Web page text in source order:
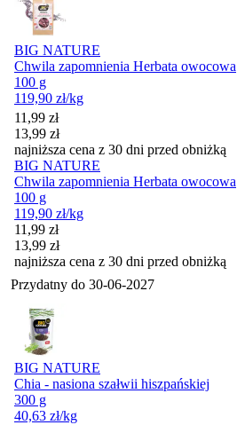
BIG NATURE
Chwila zapomnienia Herbata owocowa
100 g
119,90 zł/kg
Cena promocyjna
11,99 zł
13,99 zł
najniższa cena z 30 dni przed obniżką
BIG NATURE
Chwila zapomnienia Herbata owocowa
100 g
119,90 zł/kg
Cena promocyjna
11,99 zł
13,99 zł
najniższa cena z 30 dni przed obniżką
Przydatny do 30-06-2027
BIG NATURE
Chia - nasiona szałwii hiszpańskiej
300 g
40,63 zł/kg